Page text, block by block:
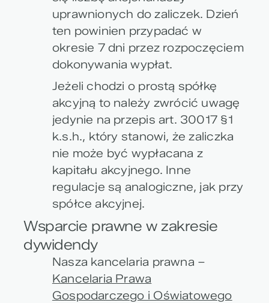
uprawnionych do zaliczek. Dzień
ten powinien przypadać w
okresie 7 dni przez rozpoczęciem
dokonywania wypłat.
Jeżeli chodzi o prostą spółkę
akcyjną to należy zwrócić uwagę
jedynie na przepis art. 30017 §1
k.s.h., który stanowi, że zaliczka
nie może być wypłacana z
kapitału akcyjnego. Inne
regulacje są analogiczne, jak przy
spółce akcyjnej.
Wsparcie prawne w zakresie
dywidendy
Nasza kancelaria prawna –
Kancelaria Prawa
Gospodarczego i Oświatowego